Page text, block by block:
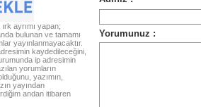
ayrımı yapan;
bulunan ve tamamı
yayınlanmayacaktır.
kaydedileceğini,
ip adresimin
yorumların
yazımın,
yayından
andan itibaren